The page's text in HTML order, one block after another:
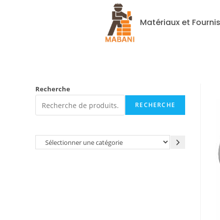
Matériaux et
Recherche
RECHERCHE